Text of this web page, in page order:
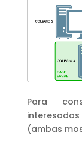
Para
(ambas